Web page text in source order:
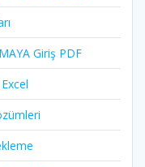
Giriş PDF